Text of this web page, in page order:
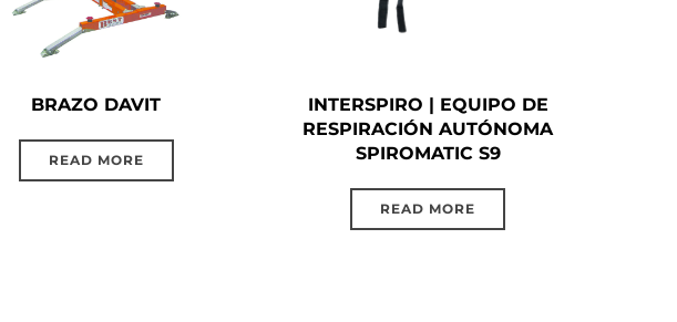
BRAZO DAVIT
READ MORE
INTERSPIRO | EQUIPO DE
RESPIRACIÓN AUTÓNOMA
SPIROMATIC S9
READ MORE